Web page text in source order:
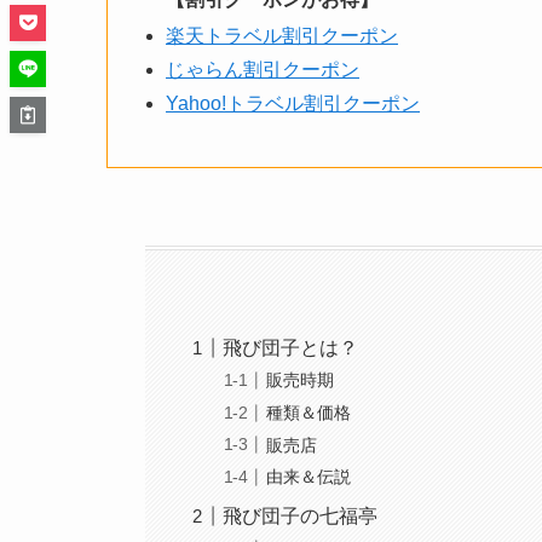
楽天トラベル割引クーポン
じゃらん割引クーポン
Yahoo!トラベル割引クーポン
飛び団子とは？
販売時期
種類＆価格
販売店
由来＆伝説
飛び団子の七福亭